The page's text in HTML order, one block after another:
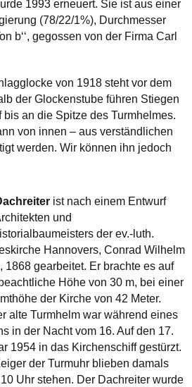
1993 erneuert. Sie ist aus einer
(78/22/1%), Durchmesser
b‘‘, gegossen von der Firma Carl
von 1918 steht vor dem
der Glockenstube führen Stiegen
an die Spitze des Turmhelmes.
von innen – aus verständlichen
werden. Wir können ihn jedoch
ist nach einem Entwurf
und
der ev.-luth.
Hannovers, Conrad Wilhelm
1868 gearbeitet. Er brachte es auf
Höhe von 30 m, bei einer
der Kirche von 42 Meter.
alte Turmhelm war während eines
in der Nacht vom 16. Auf den 17.
1954 in das Kirchenschiff gestürzt.
der Turmuhr blieben damals
Uhr stehen. Der Dachreiter wurde